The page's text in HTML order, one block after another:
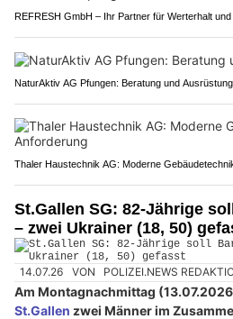
REFRESH GmbH – Ihr Partner für Werterhalt
NaturAktiv AG Pfungen: Beratung und
Thaler Haustechnik AG: Moderne
St.Gallen SG: 82-Jährige
– zwei Ukrainer (18, 50)
14.07.26 VON POLIZEI.NEWS
Am Montagnachmittag
St.Gallen zwei Männer im